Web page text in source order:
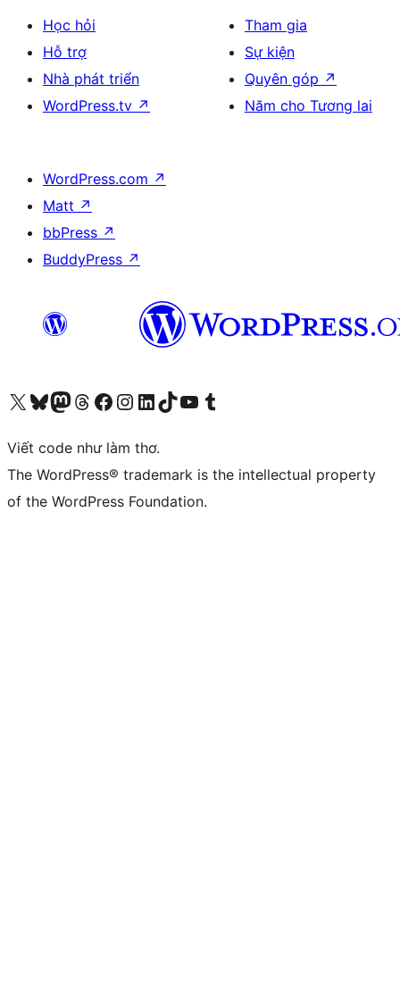
Học hỏi
Hỗ trợ
Nhà phát triển
WordPress.tv ↗
Tham gia
Sự kiện
Quyên góp ↗
Năm cho Tương lai
WordPress.com ↗
Matt ↗
bbPress ↗
BuddyPress ↗
Truy cập tài khoản X (trước đây là Twitter) của chúng tôiVisit our Bluesky account
Visit our Mastodon account
Visit our Threads account
Xem trang Facebook của chúng tôiTruy cập tài khoản Instagram của chúng tôiTruy cập tài khoản LinkedIn của chúng tôiVisit our TikTok account
Truy cập kênh YouTube của chúng tôi Visit our Tumblr account
Viết code như làm thơ.
The WordPress® trademark is the intellectual property
of the WordPress Foundation.